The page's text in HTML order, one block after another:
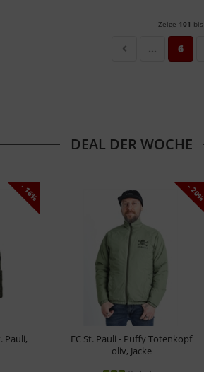
Zeige 101 bis
... 6
DEAL DER WOCHE
Pauli,
- 16%
FC St. Pauli - Puffy Totenkopf
oliv, Jacke
- 20%